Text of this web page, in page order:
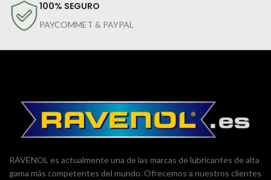
100% SEGURO
PAYCOMMET & PAYPAL
RAVENOL es actualmente una de las marcas de lubricantes de alta
gama más competentes del mundo. Ofrecemos a nuestros clientes